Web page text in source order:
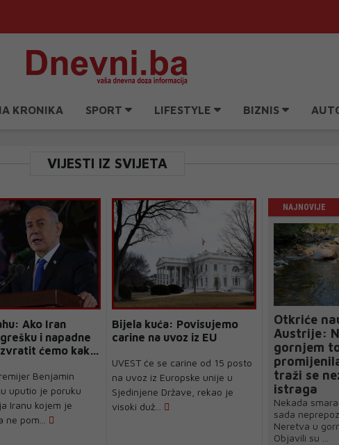
KRONIKA SPORT LIFESTYLE BIZNIS
VIJESTI IZ SVIJETA
Ako Iran
i napadne
ćemo kako
Benjamin
uputio je poruku
Iranu kojem je
ne pom...
Bijela kuća: Povisujemo
carine na uvoz iz EU
UVEST će se carine od 15 posto
na uvoz iz Europske unije u
Sjedinjene Države, rekao je
visoki duž...
NAJNOVIJE
Otkriće
Austrije:
gornjem
traži se
istraga
Nekada
sada
Neretva u
Objavili su ...